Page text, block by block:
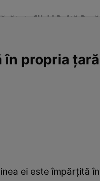
Click! Poftă
propria
ei este împărțită